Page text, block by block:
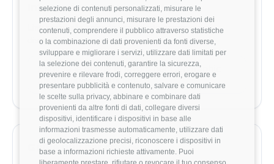
selezione di contenuti personalizzati, misurare le
prestazioni degli annunci, misurare le prestazioni dei
contenuti, comprendere il pubblico attraverso statistiche
o la combinazione di dati provenienti da fonti diverse,
sviluppare e migliorare i servizi, utilizzare dati limitati per
la selezione dei contenuti, garantire la sicurezza,
prevenire e rilevare frodi, correggere errori, erogare e
presentare pubblicità e contenuto, salvare e comunicare
le scelte sulla privacy, abbinare e combinare dati
provenienti da altre fonti di dati, collegare diversi
dispositivi, identificare i dispositivi in base alle
informazioni trasmesse automaticamente, utilizzare dati
di geolocalizzazione precisi, riconoscere i dispositivi in
base a informazioni richieste attivamente. Puoi
Information Technician
Link rapidi alle aziende con offerte aperte o dati
disponibili per questo ruolo.
Esplora le offerte di lavoro per Geographic
Information Technician
Guide utili per crescere